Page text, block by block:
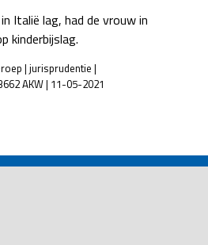
Italië lag, had de vrouw in
kinderbijslag.
| jurisprudentie |
AKW | 11-05-2021